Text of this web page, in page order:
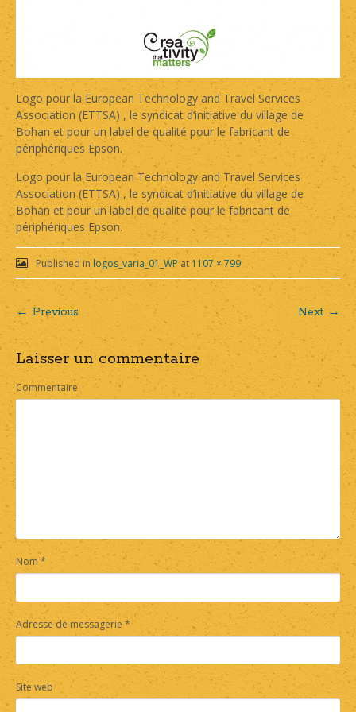
Logo pour la European Technology and Travel Services
Association (ETTSA) , le syndicat d’initiative du village de
Bohan et pour un label de qualité pour le fabricant de
périphériques Epson.
Logo pour la European Technology and Travel Services
Association (ETTSA) , le syndicat d’initiative du village de
Bohan et pour un label de qualité pour le fabricant de
périphériques Epson.
Published in logos_varia_01_WP at 1107 × 799
Post
navigation
← Previous Next →
Laisser un commentaire
Commentaire
Nom*
Adresse de messagerie *
Site web